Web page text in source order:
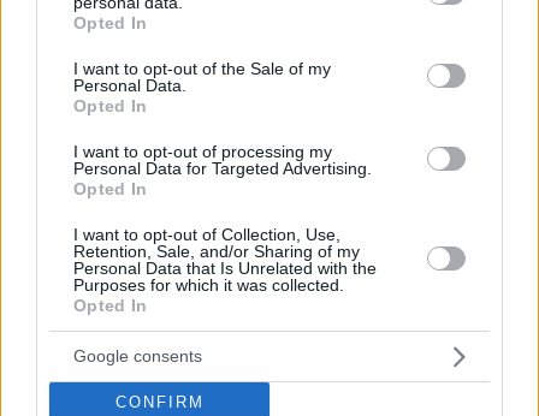
grant or deny consent to Google and its third-party tags to
use your data for below specified purposes in below Google
consent section.
Opted In
I want to opt-out of the Sale of my
Personal Data.
Opted In
I want to opt-out of processing my
Personal Data for Targeted Advertising.
Opted In
I want to opt-out of Collection, Use,
Retention, Sale, and/or Sharing of my
Personal Data that Is Unrelated with the
Purposes for which it was collected.
Opted In
Google consents
CONFIRM
22.347, που πήρε στις τελευταίες βουλευτικές
ευρωεκλογές και από το 0,43% έφτασε στο
3,04%. Ο Εμφιετζόγλου διπλασίασε τις ψήφους
του. Από τις 25.856 και ποσοστό 0.50% πήγε
στις 56.100 με το ποσοστό του να σκαρφαλώνει
Δέκατο τέταρτο, οι εκλογές εκτός
συγκλονιστικού απροόπτου θα γίνουν σε τρία
χρόνια. Τα αποτελέσματα των ευρωεκλογών
δεν προοιωνίζονται εύκρατο κλίμα για την
κυβέρνηση και ενδεχομένως, μετά το θέρος, να